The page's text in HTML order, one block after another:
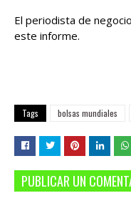
El periodista de
este informe.
Tags bolsas mundiales
PUBLICAR UN